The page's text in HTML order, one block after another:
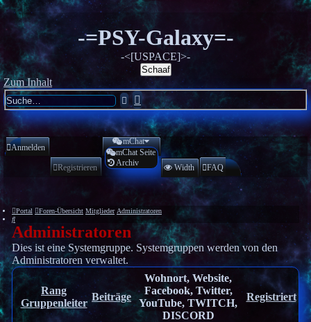
-=PSY-Galaxy=-
-<[USPACE]>-
Schaaf
Zum Inhalt
SucheErweiterte
Suche
Anmelden
Registrieren
mChat
mChat Seite
Archiv
Width FAQ
Portal Foren-Übersicht Mitglieder Administratoren
Suche
Administratoren
Dies ist eine Systemgruppe. Systemgruppen werden von den
Administratoren verwaltet.
Rang
Gruppenleiter
Beiträge
Wohnort, Website,
Facebook, Twitter,
YouTube, TWITCH,
DISCORD
Registriert